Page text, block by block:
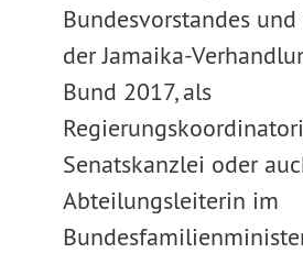
Bundesvorstandes
der Jamaika-
Bund 2017, als
Senatskanzlei oder
Abteilungsleiterin im